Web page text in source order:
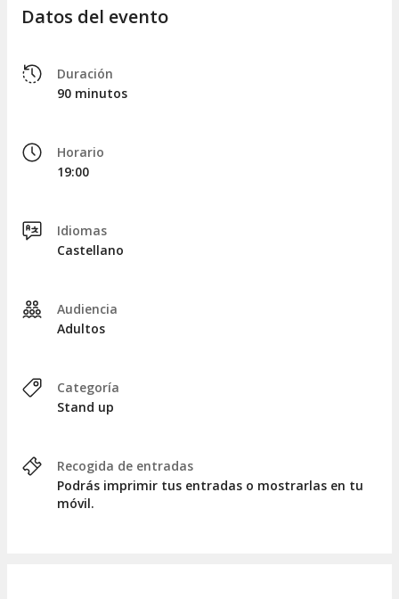
Datos del evento
Duración
90 minutos
Horario
19:00
Idiomas
Castellano
Audiencia
Adultos
Categoría
Stand up
Recogida de entradas
Podrás imprimir tus entradas o mostrarlas en tu
móvil.